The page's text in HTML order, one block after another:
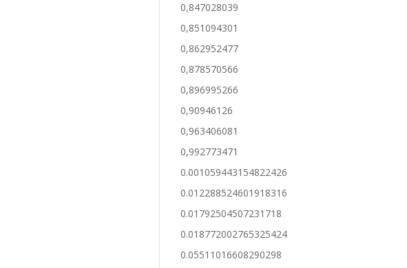
0,847028039
0,851094301
0,862952477
0,878570566
0,896995266
0,90946126
0,963406081
0,992773471
0.001059443154822426
0.012288524601918316
0.01792504507231718
0.018772002765325424
0.05511016608290298